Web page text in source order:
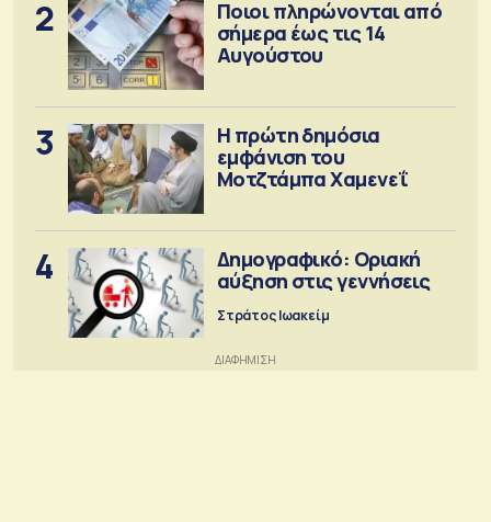
2
Ποιοι πληρώνονται από
σήμερα έως τις 14
Αυγούστου
3
Η πρώτη δημόσια
εμφάνιση του
Μοτζτάμπα Χαμενεΐ
4
Δημογραφικό: Οριακή
αύξηση στις γεννήσεις
Στράτος Ιωακείμ